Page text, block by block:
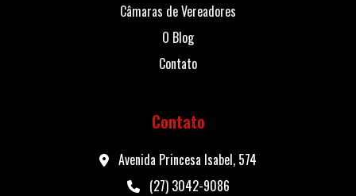
Câmaras de Vereadores
O Blog
Contato
Contato
Avenida Princesa Isabel, 574
(27) 3042-9086